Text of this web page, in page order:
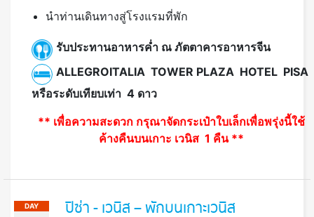
นำท่านเดินทางสู่โรงแรมที่พัก
รับประทานอาหารค่ำ ณ ภัตตาคารอาหารจีน
ALLEGROITALIA TOWER PLAZA HOTEL PISA
หรือระดับเทียบเท่า 4 ดาว
** เพื่อความสะดวก กรุณาจัดกระเป๋าใบเล็กเพื่อพรุ่งนี้ใช้
ค้างคืนบนเกาะ เวนิส 1 คืน **
DAY ปิซ่า - เวนิส – พักบนเกาะเวนิส